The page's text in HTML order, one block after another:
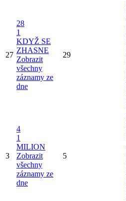
27
28
1
KDYŽ SE
ZHASNE
Zobrazit
všechny
záznamy ze
dne
29
3
4
1
MILION
Zobrazit
všechny
záznamy ze
dne
5